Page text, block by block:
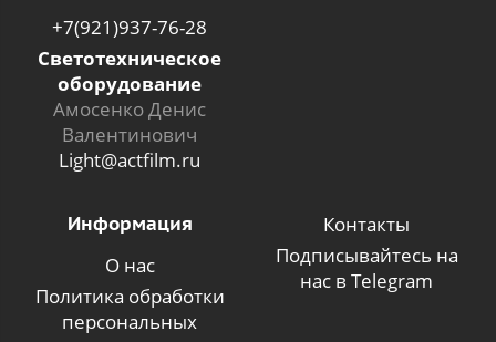
+7(921)937-76-28
Светотехническое
оборудование
Амосенко Денис
Валентинович
Light@actfilm.ru
Информация
О нас
Политика обработки
персональных
Контакты
Подписывайтесь на
нас в Telegram